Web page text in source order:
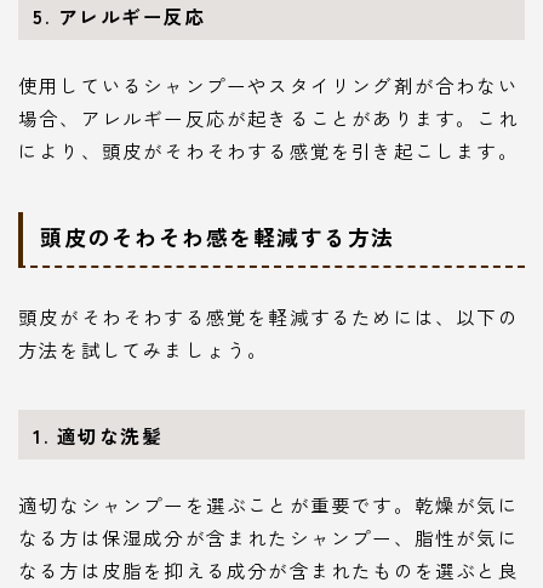
5. アレルギー反応
使用しているシャンプーやスタイリング剤が合わない
場合、アレルギー反応が起きることがあります。これ
により、頭皮がそわそわする感覚を引き起こします。
頭皮のそわそわ感を軽減する方法
頭皮がそわそわする感覚を軽減するためには、以下の
方法を試してみましょう。
1. 適切な洗髪
適切なシャンプーを選ぶことが重要です。乾燥が気に
なる方は保湿成分が含まれたシャンプー、脂性が気に
なる方は皮脂を抑える成分が含まれたものを選ぶと良